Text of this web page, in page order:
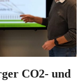
CO2- und